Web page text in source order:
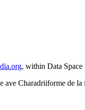
, within Data Space
ave Charadriiforme de